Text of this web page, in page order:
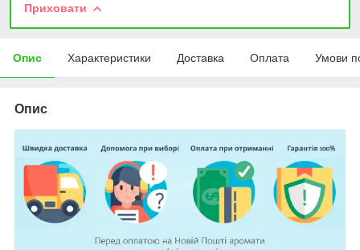
Приховати
Опис Характеристики Доставка Оплата Умови
Опис